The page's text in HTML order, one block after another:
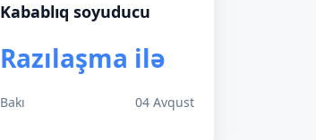
Kabablıq soyuducu
Razılaşma ilə
Bakı 04 Avqust